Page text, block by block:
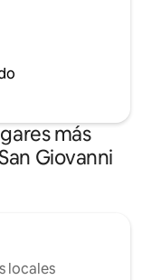
más
Giovanni
locales